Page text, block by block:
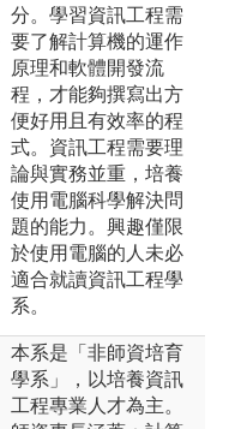
分。學習資訊工程需
要了解計算機的運作
原理和軟體開發流
程，才能夠撰寫出方
便好用且有效率的程
式。資訊工程需要理
論與實務並重，培養
使用電腦科學解決問
題的能力。興趣僅限
於使用電腦的人未必
適合就讀資訊工程學
系。
本系是「非師資培育
學系」，以培養資訊
工程專業人才為主。